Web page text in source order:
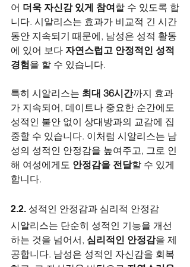
어 더욱 자신감 있게 참여할 수 있도록 합
니다. 시알리스는 효과가 비교적 긴 시간
동안 지속되기 때문에, 남성은 성적 활동
에 있어 보다 자연스럽고 안정적인 성적
경험을 할 수 있습니다.
특히 시알리스는 최대 36시간까지 효과
가 지속되어, 데이트나 중요한 순간에도
성적인 불안 없이 상대방과의 교감에 집
중할 수 있습니다. 이처럼 시알리스는 남
성의 성적인 안정감을 높여주고, 그로 인
해 여성에게도 안정감을 전달할 수 있게
합니다.
2.2. 성적인 안정감과 심리적 안정감
시알리스는 단순히 성적인 기능을 개선
하는 것을 넘어서, 심리적인 안정감을 제
공합니다. 남성은 성적인 자신감을 회복